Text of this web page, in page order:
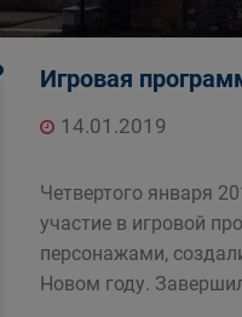
Игровая
14.01.2019
Четвертого января
участие в игровой
персонажами,
Новом году.